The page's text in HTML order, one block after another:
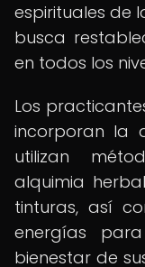
espirituales de
busca
en todos los
Los
incorporan la
utilizan
alquimia
tinturas, así
energías
bienestar de